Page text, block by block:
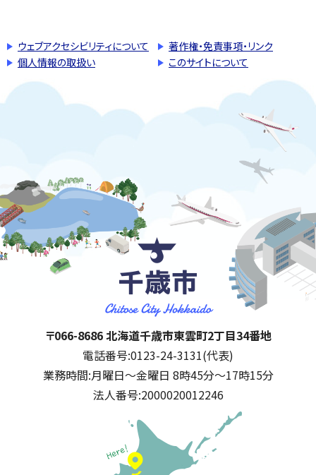
ウェブアクセシビリティについて
著作権・免責事項・リンク
個人情報の取扱い
このサイトについて
千歳市
住所:
〒066-8686 北海道千歳市東雲町2丁目34番地
電話番号:0123-24-3131(代表)
業務時間:月曜日～金曜日 8時45分～17時15分
法人番号:2000020012246